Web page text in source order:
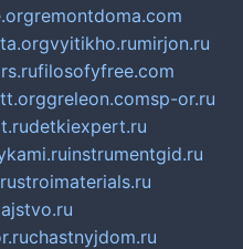
remontdoma.com
vyitikho.rumirjon.ru
filosofyfree.com
greleon.comsp-or.ru
detkiexpert.ru
instrumentgid.ru
stroimaterials.ru
chastnyjdom.ru